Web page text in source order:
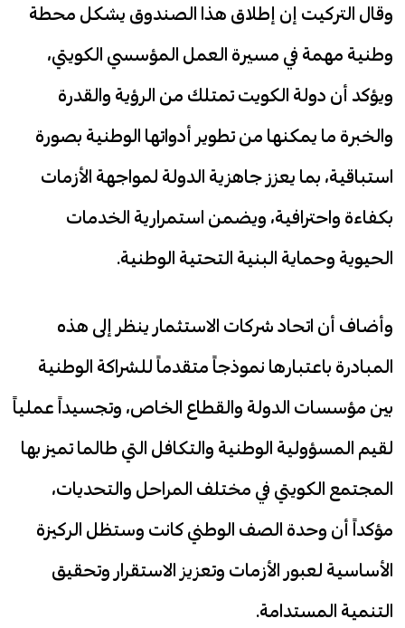
وقال التركيت إن إطلاق هذا الصندوق يشكل محطة
وطنية مهمة في مسيرة العمل المؤسسي الكويتي،
ويؤكد أن دولة الكويت تمتلك من الرؤية والقدرة
والخبرة ما يمكنها من تطوير أدواتها الوطنية بصورة
استباقية، بما يعزز جاهزية الدولة لمواجهة الأزمات
بكفاءة واحترافية، ويضمن استمرارية الخدمات
الحيوية وحماية البنية التحتية الوطنية.
وأضاف أن اتحاد شركات الاستثمار ينظر إلى هذه
المبادرة باعتبارها نموذجاً متقدماً للشراكة الوطنية
بين مؤسسات الدولة والقطاع الخاص، وتجسيداً عملياً
لقيم المسؤولية الوطنية والتكافل التي طالما تميز بها
المجتمع الكويتي في مختلف المراحل والتحديات،
مؤكداً أن وحدة الصف الوطني كانت وستظل الركيزة
الأساسية لعبور الأزمات وتعزيز الاستقرار وتحقيق
التنمية المستدامة.